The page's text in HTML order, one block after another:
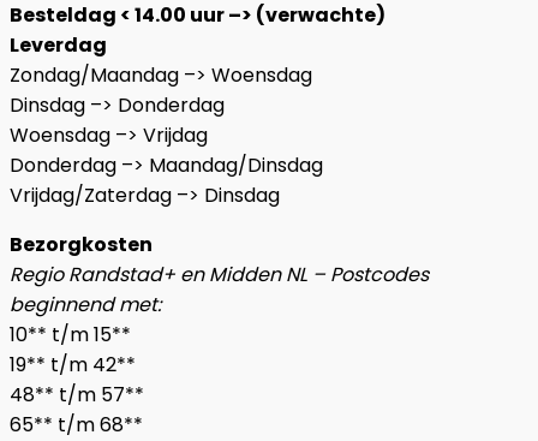
Besteldag < 14.00 uur –> (verwachte)
Leverdag
Zondag/Maandag –> Woensdag
Dinsdag –> Donderdag
Woensdag –> Vrijdag
Donderdag –> Maandag/Dinsdag
Vrijdag/Zaterdag –> Dinsdag
Bezorgkosten
Regio Randstad+ en Midden NL – Postcodes
beginnend met:
10** t/m 15**
19** t/m 42**
48** t/m 57**
65** t/m 68**